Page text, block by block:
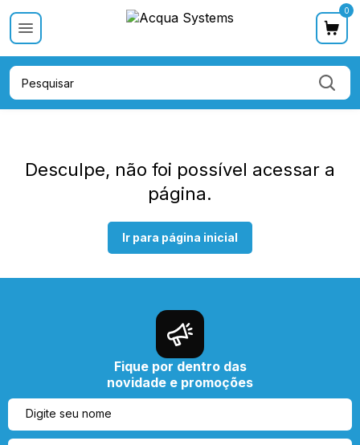
0
Categoria Categoria Categoria
Desculpe, não foi possível acessar a
página.
Ir para página inicial
Fique por dentro das
novidade e promoções